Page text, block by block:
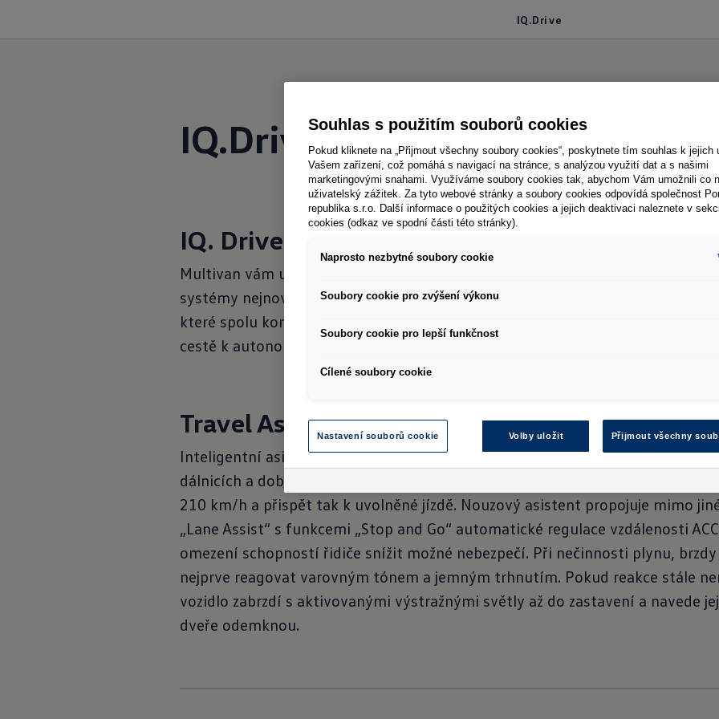
IQ.Drive
IQ.Drive
IQ. Drive
Multivan vám usnadní život – zejména na silnici. Poprvé vás zde podporují
systémy nejnovější generace1. IQ.DRIVE – volitelně dostupné – tento pojem
které spolu komunikují nebo komunikují s ostatními účastníky provozu.
cestě k autonomnímu řízení.
Travel Assist
Inteligentní asistent jízdy kombinuje funkce ACC (adaptivní tempomat), „Lane
dálnicích a dobře vybudovaných silnicích může „Travel Assist“
udržovat
210 km/h a přispět tak k uvolněné jízdě. Nouzový asistent propojuje mimo
„Lane Assist“ s funkcemi „Stop and Go“ automatické regulace vzdálenosti
omezení schopností řidiče snížit možné nebezpečí. Při nečinnosti plynu,
nejprve reagovat varovným tónem a jemným trhnutím. Pokud reakce stále
vozidlo zabrzdí s aktivovanými výstražnými světly až do zastavení a navede
dveře odemknou.
Souhlas s použitím souborů cookies
Pokud kliknete na „Přijmout všechny soubory cookies“, poskytnete tím souhlas k jejich
Vašem zařízení, což pomáhá s navigací na stránce, s analýzou využití dat a s našimi
marketingovými snahami. Využíváme soubory cookies tak, abychom Vám umožnili co
uživatelský zážitek. Za tyto webové stránky a soubory cookies odpovídá společnost
republika s.r.o. Další informace o použitých cookies a jejich deaktivaci naleznete v
cookies (odkaz ve spodní části této stránky).
Naprosto nezbytné soubory cookie
Soubory cookie pro zvýšení výkonu
Soubory cookie pro lepší funkčnost
Cílené soubory cookie
Nastavení souborů cookie Volby uložit Přijmout všechny